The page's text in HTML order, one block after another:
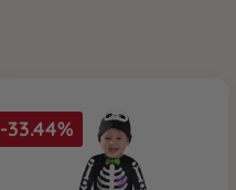
-33.44%